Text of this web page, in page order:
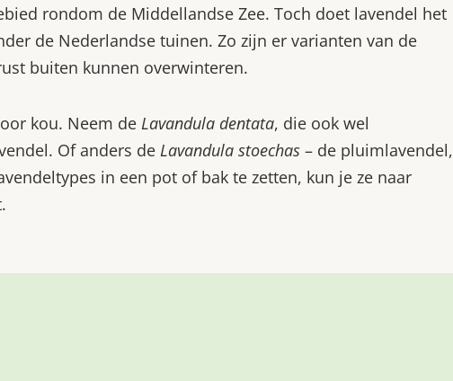
rondom de Middellandse Zee. Toch doet lavendel het
de Nederlandse tuinen. Zo zijn er varianten van de
buiten kunnen overwinteren.
kou. Neem de Lavandula dentata, die ook wel
Of anders de Lavandula stoechas – de pluimlavendel,
in een pot of bak te zetten, kun je ze naar